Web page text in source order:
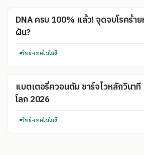
DNA ครบ 100% แล้ว! จุดจบโรคร้า
ฝัน?
วิทย์-เทคโนโลยี
แบตเตอรี่ควอนตัม ชาร์จไวหลักวินาที
โลก 2026
วิทย์-เทคโนโลยี